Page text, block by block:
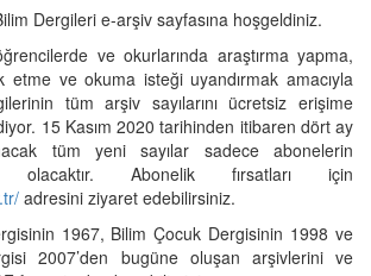
Dergileri e-arşiv sayfasına hoşgeldiniz.
ve okurlarında araştırma yapma,
ve okuma isteği uyandırmak amacıyla
tüm arşiv sayılarını ücretsiz erişime
15 Kasım 2020 tarihinden itibaren dört ay
tüm yeni sayılar sadece abonelerin
olacaktır. Abonelik fırsatları için
adresini ziyaret edebilirsiniz.
1967, Bilim Çocuk Dergisinin 1998 ve
2007’den bugüne oluşan arşivlerini ve